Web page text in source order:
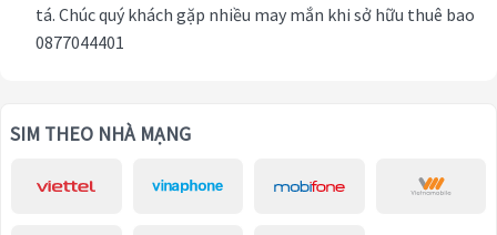
tá. Chúc quý khách gặp nhiều may mắn khi sở hữu thuê bao
0877044401
SIM THEO NHÀ MẠNG